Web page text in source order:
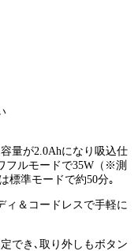
量が2.0Ahになり吸込仕
フルモードで35W（※測
標準モードで約50分｡
ィ＆コードレスで手軽に
でき､取り外しもボタン